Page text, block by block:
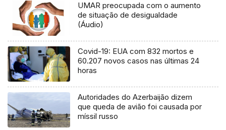
UMAR preocupada com o aumento
de situação de desigualdade
(Áudio)
Covid-19: EUA com 832 mortos e
60.207 novos casos nas últimas 24
horas
Autoridades do Azerbaijão dizem
que queda de avião foi causada por
míssil russo